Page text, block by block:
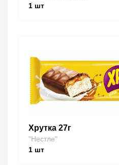
1 шт
Хрутка 27г
"Нестле"
1 шт